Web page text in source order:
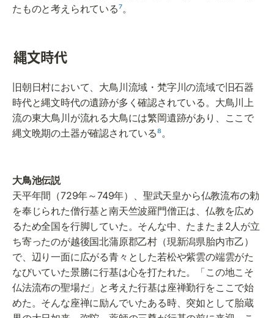
たものと考えられている⁷。
縄文時代
旧朝日村において、大鳥川流域・梵字川の流域で旧石器
時代と縄文時代の遺跡が多く確認されている。大鳥川上
流の東大鳥川が流れる大鳥には繁岡遺跡があり、ここで
縄文晩期の土器が確認されている⁸。
天平年間（729年～749年）、聖武天皇から仏教流布の勅
を奉じられた僧行基と南天竺波羅門僧正は、仏教を広め
るため全国を行脚していた。そんな中、たまたま2人が立
ち寄ったのが越後国北蒲原郡乙村（現新潟県胎内市乙）
で、辺り一面に広がる青々とした若松や紫雲の端雲がた
なびいていた景勝に行基は心を打たれた。「この地こそ
仏法流布の聖場だ」と考えた行基は座禅勤行をここで始
めた。そんな座禅に励んでいたある時、突如として胎蔵